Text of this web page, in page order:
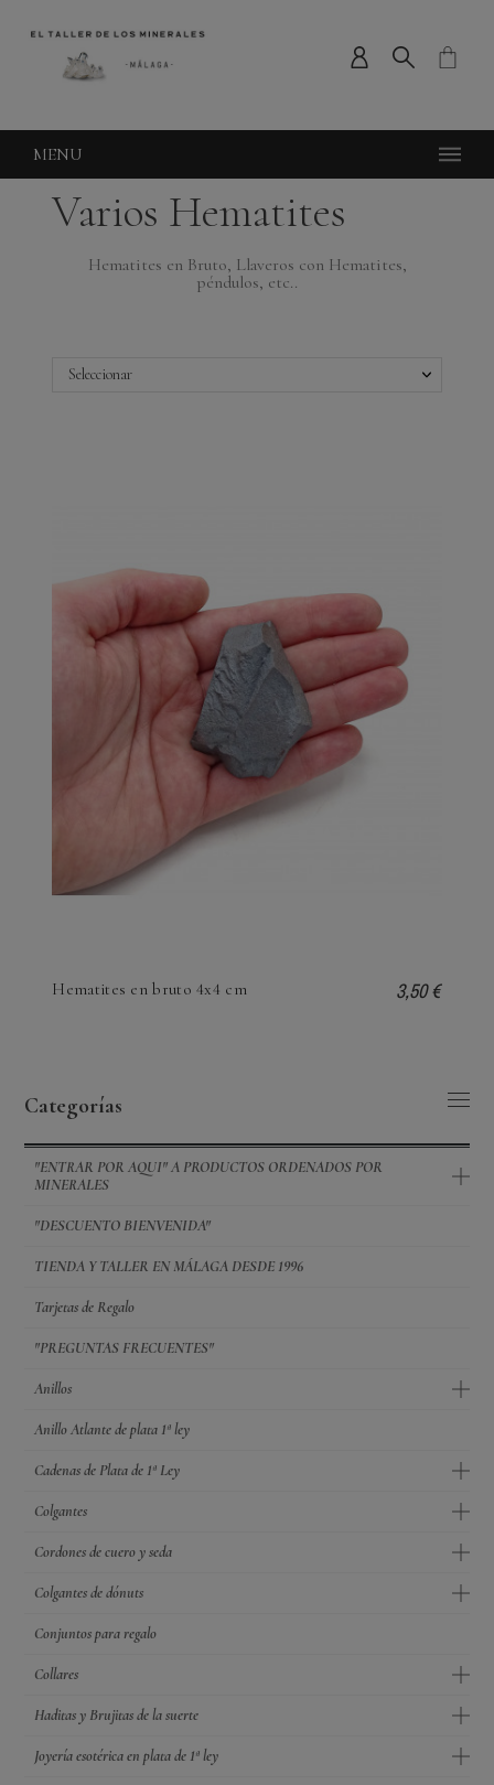
MENU
Categorías
"ENTRAR POR AQUI" A PRODUCTOS ORDENADOS POR
MINERALES
"DESCUENTO BIENVENIDA"
TIENDA Y TALLER EN MÁLAGA DESDE 1996
Tarjetas de Regalo
"PREGUNTAS FRECUENTES"
Anillos
Anillo Atlante de plata 1ª ley
Cadenas de Plata de 1ª Ley
Colgantes
Cordones de cuero y seda
Colgantes de dónuts
Conjuntos para regalo
Collares
Haditas y Brujitas de la suerte
Joyería esotérica en plata de 1ª ley
Varios Hematites
Hematites en Bruto, Llaveros con Hematites,
péndulos, etc..
Seleccionar
Hematites en bruto 4x4 cm 3,50 €